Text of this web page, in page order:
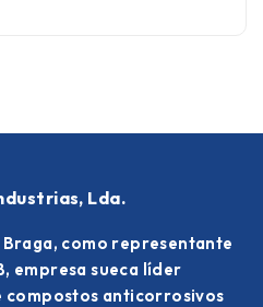
Lda.
como representante
empresa sueca líder
compostos anticorrosivos